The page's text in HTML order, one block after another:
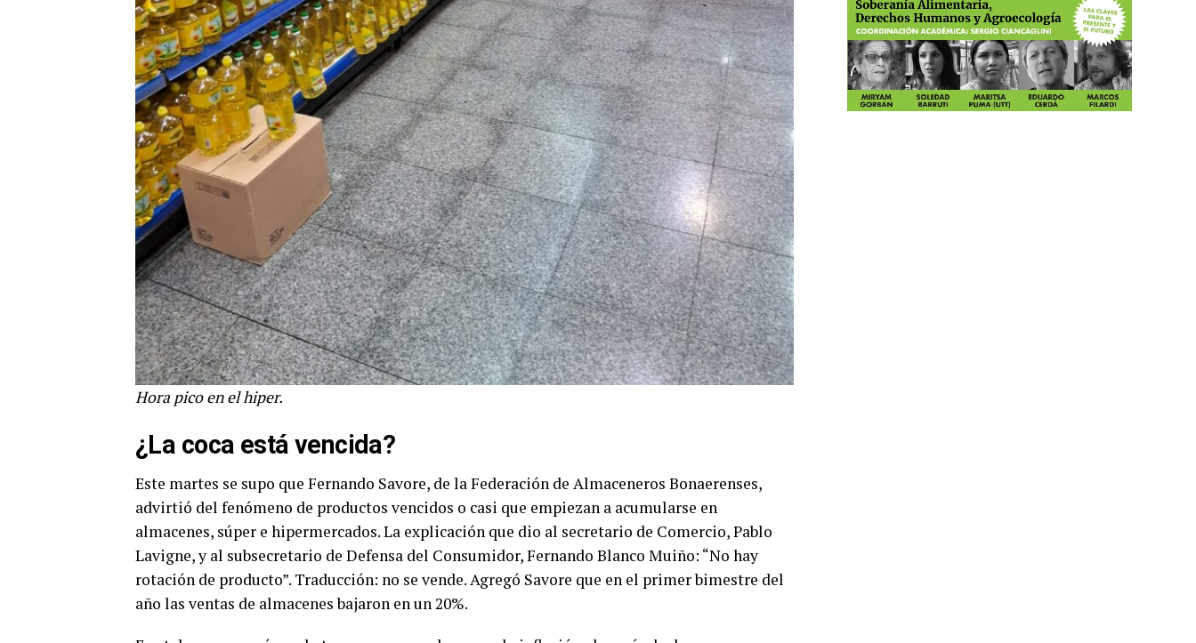
Hora pico en el hiper.
¿La coca está vencida?
Este martes se supo que Fernando Savore, de la Federación de Almaceneros Bonaerenses,
advirtió del fenómeno de productos vencidos o casi que empiezan a acumularse en
almacenes, súper e hipermercados. La explicación que dio al secretario de Comercio, Pablo
Lavigne, y al subsecretario de Defensa del Consumidor, Fernando Blanco Muiño: “No hay
rotación de producto”. Traducción: no se vende. Agregó Savore que en el primer bimestre del
año las ventas de almacenes bajaron en un 20%.